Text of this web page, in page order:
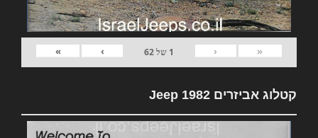
«
‹
1 של62
›
»
קטלוג אביזרים 1982 Jeep